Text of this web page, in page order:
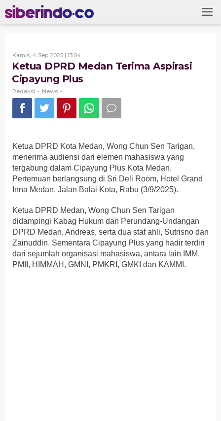
Skip
to
content
Kamis, 4 Sep 2025 | 13:04Oleh
Redaksi
Ketua DPRD Medan Terima Aspirasi
Cipayung Plus
Redaksi - News -
Ketua DPRD Kota Medan, Wong Chun Sen Tarigan,
menerima audiensi dari elemen mahasiswa yang
tergabung dalam Cipayung Plus Kota Medan.
Pertemuan berlangsung di Sri Deli Room, Hotel Grand
Inna Medan, Jalan Balai Kota, Rabu (3/9/2025).
Ketua DPRD Medan, Wong Chun Sen Tarigan
didampingi Kabag Hukum dan Perundang-Undangan
DPRD Medan, Andreas, serta dua staf ahli, Sutrisno dan
Zainuddin. Sementara Cipayung Plus yang hadir terdiri
dari sejumlah organisasi mahasiswa, antara lain IMM,
PMII, HIMMAH, GMNI, PMKRI, GMKI dan KAMMI.